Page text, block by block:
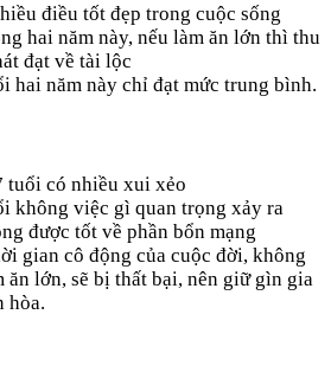
điều tốt đẹp trong cuộc sống
hai năm này, nếu làm ăn lớn thì thu
đạt về tài lộc
hai năm này chỉ đạt mức trung bình.
tuổi có nhiều xui xẻo
không việc gì quan trọng xảy ra
được tốt về phần bổn mạng
gian cô động của cuộc đời, không
ăn lớn, sẽ bị thất bại, nên giữ gìn gia
hòa.